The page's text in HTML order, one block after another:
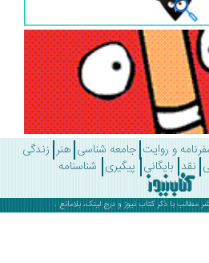
روایت جامعه شناسی هنر زندگی
بایگانی پیگیری شناسنامه
ذکرکتاب نیوز و درج لینک، بلامانع .